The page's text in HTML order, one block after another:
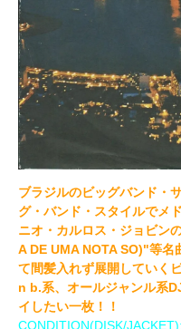
ブラジルのビッグバンド・
グ・バンド・スタイルでメ
ニオ・カルロス・ジョビン
A DE UMA NOTA SO)"等名
て間髪入れず展開していく
n b.系、オールジャンル系
イしたい一枚！！
CONDITION(DISK/JACKET):